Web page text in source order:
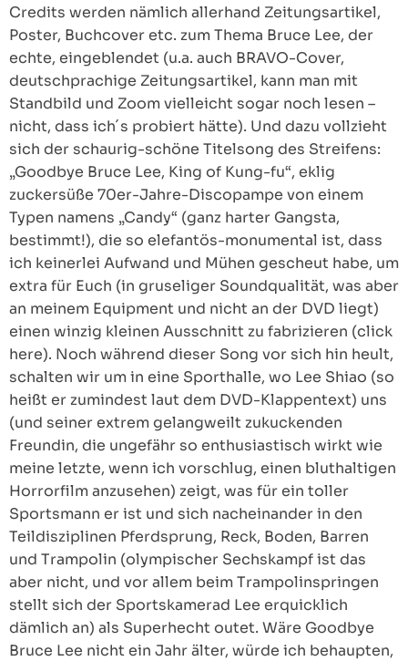
Credits werden nämlich allerhand Zeitungsartikel,
Poster, Buchcover etc. zum Thema Bruce Lee, der
echte, eingeblendet (u.a. auch BRAVO-Cover,
deutschprachige Zeitungsartikel, kann man mit
Standbild und Zoom vielleicht sogar noch lesen –
nicht, dass ich´s probiert hätte). Und dazu vollzieht
sich der schaurig-schöne Titelsong des Streifens:
„Goodbye Bruce Lee, King of Kung-fu“, eklig
zuckersüße 70er-Jahre-Discopampe von einem
Typen namens „Candy“ (ganz harter Gangsta,
bestimmt!), die so elefantös-monumental ist, dass
ich keinerlei Aufwand und Mühen gescheut habe, um
extra für Euch (in gruseliger Soundqualität, was aber
an meinem Equipment und nicht an der DVD liegt)
einen winzig kleinen Ausschnitt zu fabrizieren (click
here). Noch während dieser Song vor sich hin heult,
schalten wir um in eine Sporthalle, wo Lee Shiao (so
heißt er zumindest laut dem DVD-Klappentext) uns
(und seiner extrem gelangweilt zukuckenden
Freundin, die ungefähr so enthusiastisch wirkt wie
meine letzte, wenn ich vorschlug, einen bluthaltigen
Horrorfilm anzusehen) zeigt, was für ein toller
Sportsmann er ist und sich nacheinander in den
Teildisziplinen Pferdsprung, Reck, Boden, Barren
und Trampolin (olympischer Sechskampf ist das
aber nicht, und vor allem beim Trampolinspringen
stellt sich der Sportskamerad Lee erquicklich
dämlich an) als Superhecht outet. Wäre Goodbye
Bruce Lee nicht ein Jahr älter, würde ich behaupten,